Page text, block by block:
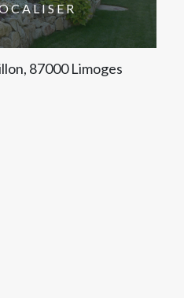
87000 Limoges